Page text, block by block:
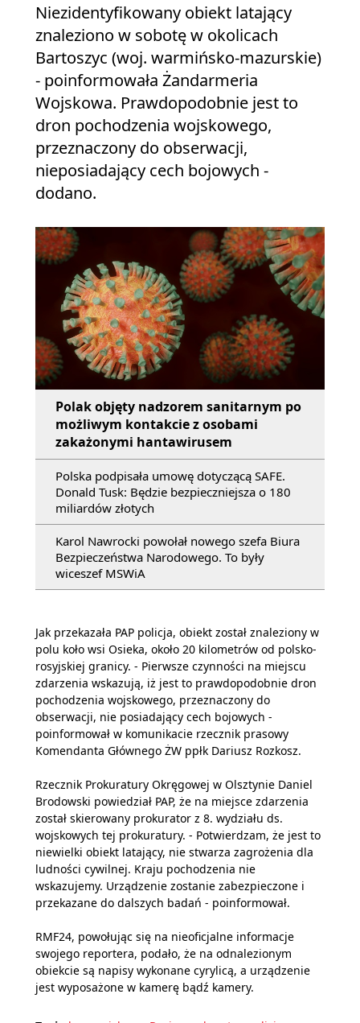
Niezidentyfikowany obiekt latający
znaleziono w sobotę w okolicach
Bartoszyc (woj. warmińsko-mazurskie)
- poinformowała Żandarmeria
Wojskowa. Prawdopodobnie jest to
dron pochodzenia wojskowego,
przeznaczony do obserwacji,
nieposiadający cech bojowych -
dodano.
Polak objęty nadzorem sanitarnym po
możliwym kontakcie z osobami
zakażonymi hantawirusem
Polska podpisała umowę dotyczącą SAFE.
Donald Tusk: Będzie bezpieczniejsza o 180
miliardów złotych
Karol Nawrocki powołał nowego szefa Biura
Bezpieczeństwa Narodowego. To były
wiceszef MSWiA
Jak przekazała PAP policja, obiekt został znaleziony w
polu koło wsi Osieka, około 20 kilometrów od polsko-
rosyjskiej granicy. - Pierwsze czynności na miejscu
zdarzenia wskazują, iż jest to prawdopodobnie dron
pochodzenia wojskowego, przeznaczony do
obserwacji, nie posiadający cech bojowych -
poinformował w komunikacie rzecznik prasowy
Komendanta Głównego ŻW ppłk Dariusz Rozkosz.
Rzecznik Prokuratury Okręgowej w Olsztynie Daniel
Brodowski powiedział PAP, że na miejsce zdarzenia
został skierowany prokurator z 8. wydziału ds.
wojskowych tej prokuratury. - Potwierdzam, że jest to
niewielki obiekt latający, nie stwarza zagrożenia dla
ludności cywilnej. Kraju pochodzenia nie
wskazujemy. Urządzenie zostanie zabezpieczone i
przekazane do dalszych badań - poinformował.
RMF24, powołując się na nieoficjalne informacje
swojego reportera, podało, że na odnalezionym
obiekcie są napisy wykonane cyrylicą, a urządzenie
jest wyposażone w kamerę bądź kamery.